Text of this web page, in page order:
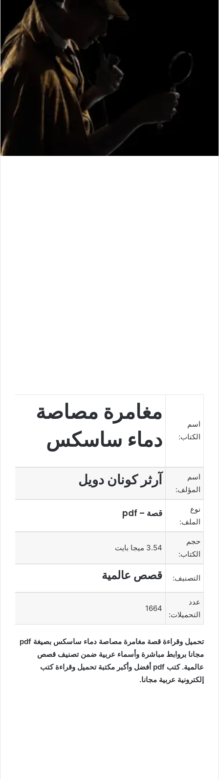
اسم
الكتاب:
مغامرة مصاصة
دماء ساسكس
اسم
المؤلف:
آرثر كونان دويل
نوع
الملف:
قصة – pdf
حجم
الكتاب:
3.54 ميجا بايت
التصنيف: قصص عالمية
عدد
التحميلات:
1664
تحميل وقراءة قصة مغامرة مصاصة دماء ساسكس بصيغة pdf
مجانا بروابط مباشرة وأسماء عربية ضمن تصنيف قصص
عالمية. كتب pdf أفضل وأكبر مكتبة تحميل وقراءة كتب
إلكترونية عربية مجانا.